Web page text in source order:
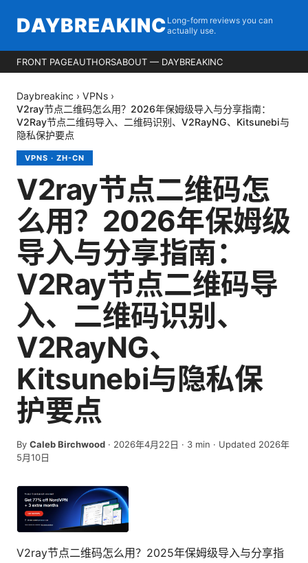
DAYBREAKINC Long-form reviews you can
actually use.
FRONT PAGEAUTHORSABOUT — DAYBREAKINC
Daybreakinc › VPNs ›
V2ray节点二维码怎么用？2026年保姆级导入与分享指南：
V2Ray节点二维码导入、二维码识别、V2RayNG、Kitsunebi与
隐私保护要点
VPNS · ZH-CN
V2ray节点二维码怎
么用？2026年保姆级
导入与分享指南：
V2Ray节点二维码导
入、二维码识别、
V2RayNG、
Kitsunebi与隐私保
护要点
By Caleb Birchwood · 2026年4月22日 · 3 min · Updated 2026年
5月10日
V2ray节点二维码怎么用？2025年保姆级导入与分享指